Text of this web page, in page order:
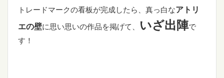
トレードマークの看板が完成したら、真っ白なアトリ
エの壁に思い思いの作品を掲げて、 いざ出陣で
す！